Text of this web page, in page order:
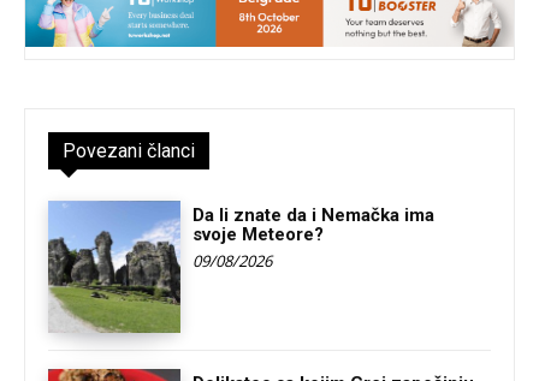
Povezani članci
Da li znate da i Nemačka ima
svoje Meteore?
09/08/2026